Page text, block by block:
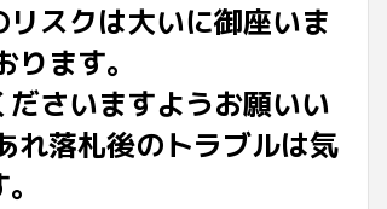
スクは大いに御座いま
ます。
さいますようお願いい
れ落札後のトラブルは気